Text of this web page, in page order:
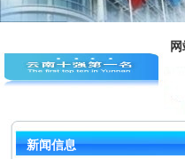
新闻信息